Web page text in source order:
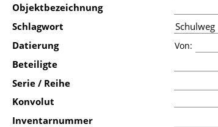
Objektbezeichnung
Schlagwort
Datierung
Von:
Beteiligte
Serie / Reihe
Konvolut
Inventarnummer